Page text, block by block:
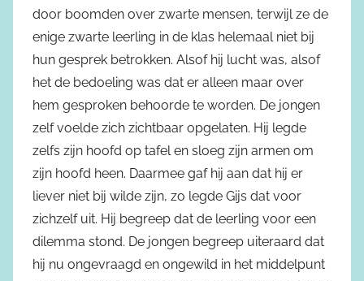
door boomden over zwarte mensen, terwijl ze de
enige zwarte leerling in de klas helemaal niet bij
hun gesprek betrokken. Alsof hij lucht was, alsof
het de bedoeling was dat er alleen maar over
hem gesproken behoorde te worden. De jongen
zelf voelde zich zichtbaar opgelaten. Hij legde
zelfs zijn hoofd op tafel en sloeg zijn armen om
zijn hoofd heen. Daarmee gaf hij aan dat hij er
liever niet bij wilde zijn, zo legde Gijs dat voor
zichzelf uit. Hij begreep dat de leerling voor een
dilemma stond. De jongen begreep uiteraard dat
hij nu ongevraagd en ongewild in het middelpunt